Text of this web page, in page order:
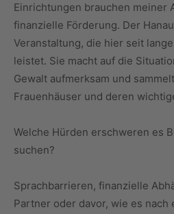
Einrichtungen brauchen meiner
finanzielle Förderung. Der
Veranstaltung, die hier seit
leistet. Sie macht auf die
Gewalt aufmerksam und
Frauenhäuser und deren
Welche Hürden erschweren es
suchen?
Sprachbarrieren, finanzielle
Partner oder davor, wie es nach